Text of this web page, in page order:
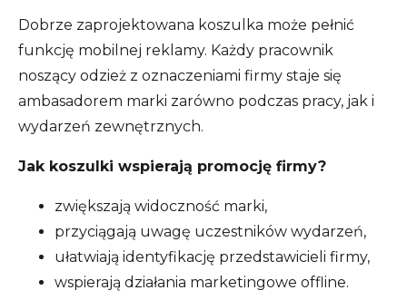
Dobrze zaprojektowana koszulka może pełnić
funkcję mobilnej reklamy. Każdy pracownik
noszący odzież z oznaczeniami firmy staje się
ambasadorem marki zarówno podczas pracy, jak i
wydarzeń zewnętrznych.
Jak koszulki wspierają promocję firmy?
zwiększają widoczność marki,
przyciągają uwagę uczestników wydarzeń,
ułatwiają identyfikację przedstawicieli firmy,
wspierają działania marketingowe offline.